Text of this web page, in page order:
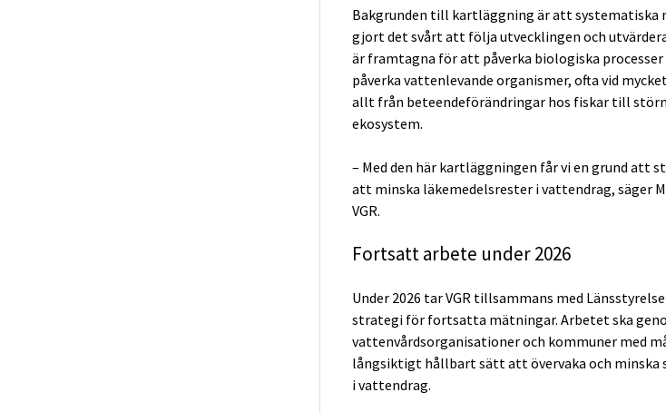
Bakgrunden till kartläggning är att systematiska
gjort det svårt att följa utvecklingen och
är framtagna för att påverka biologiska processer
påverka vattenlevande organismer, ofta vid
allt från beteendeförändringar hos fiskar till
ekosystem.
– Med den här kartläggningen får vi en grund att
att minska läkemedelsrester i vattendrag, säger
VGR.
Fortsatt arbete under 2026
Under 2026 tar VGR tillsammans med
strategi för fortsatta mätningar. Arbetet ska
vattenvårdsorganisationer och kommuner med
långsiktigt hållbart sätt att övervaka och minska
i vattendrag.